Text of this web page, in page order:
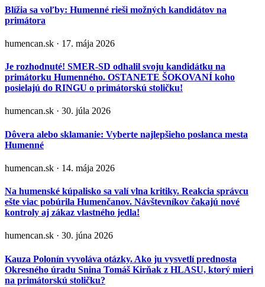
Blížia sa voľby: Humenné rieši možných kandidátov na
primátora
humencan.sk · 17. mája 2026
Je rozhodnuté! SMER-SD odhalil svoju kandidátku na
primátorku Humenného. OSTANETE ŠOKOVANÍ koho
posielajú do RINGU o primátorskú stoličku!
humencan.sk · 30. júla 2026
Dôvera alebo sklamanie: Vyberte najlepšieho poslanca mesta
Humenné
humencan.sk · 14. mája 2026
Na humenské kúpalisko sa valí vlna kritiky. Reakcia správcu
ešte viac pobúrila Humenčanov. Návštevníkov čakajú nové
kontroly aj zákaz vlastného jedla!
humencan.sk · 30. júna 2026
Kauza Polonín vyvoláva otázky. Ako ju vysvetlí prednosta
Okresného úradu Snina Tomáš Kirňak z HLASU, ktorý mieri
na primátorskú stoličku?